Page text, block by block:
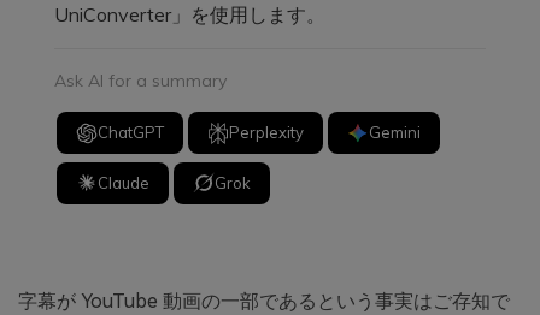
UniConverter」を使用します。
Ask AI for a summary
ChatGPT Perplexity Gemini
Claude Grok
字幕が YouTube 動画の一部であるという事実はご存知で